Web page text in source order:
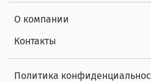
О компании
Контакты
Политика